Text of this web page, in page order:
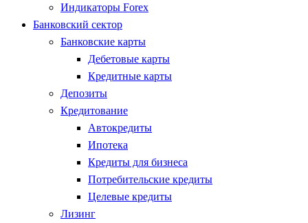
Индикаторы Forex
Банковский сектор
Банковские карты
Дебетовые карты
Кредитные карты
Депозиты
Кредитование
Автокредиты
Ипотека
Кредиты для бизнеса
Потребительские кредиты
Целевые кредиты
Лизинг